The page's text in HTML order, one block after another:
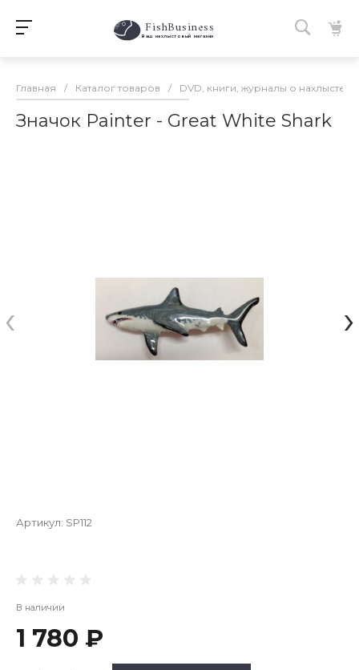
FishBusiness
Ваш нахлыстовый магазин
Главная / Каталог товаров / DVD, книги, журналы о нахлысте
Значок Painter - Great White Shark
‹ ›
Артикул: SP112
В наличии
1 780 ₽